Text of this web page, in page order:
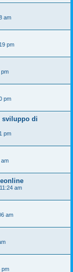
am
pm
pm
pm
sviluppo di
pm
am
am
am
pm